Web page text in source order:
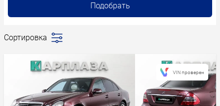
Сортировка
Сначала
Сначала
дороже
VIN проверен
Подобрать